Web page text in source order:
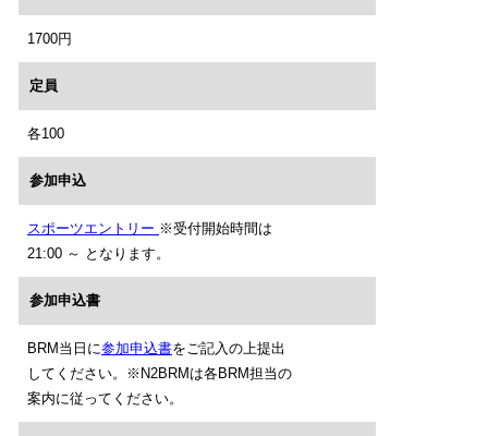
1700円
定員
各100
参加申込
スポーツエントリー ※受付開始時間は
21:00 ～ となります。
参加申込書
BRM当日に参加申込書をご記入の上提出
してください。※N2BRMは各BRM担当の
案内に従ってください。